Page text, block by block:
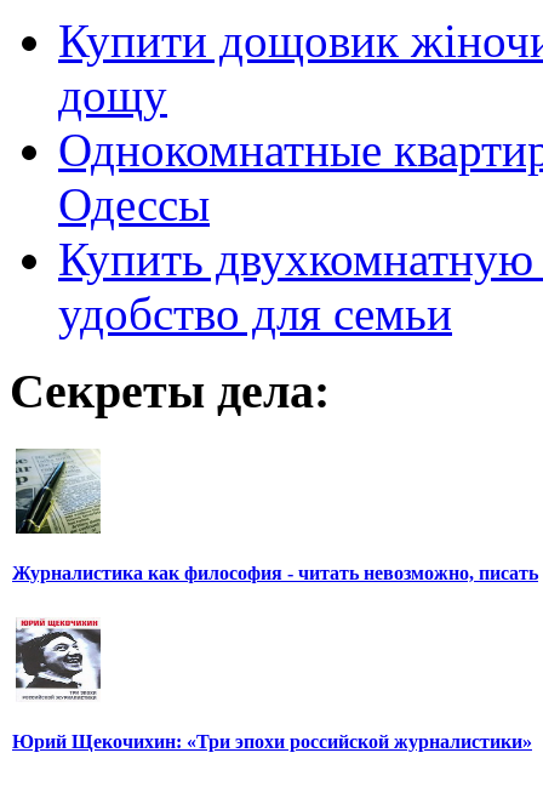
Купити дощовик
дощу
Однокомнатные
Одессы
Купить
удобство для семьи
Секреты дела:
Журналистика как философия - читать невозможно, писать
Юрий Щекочихин: «Три эпохи российской журналистики»